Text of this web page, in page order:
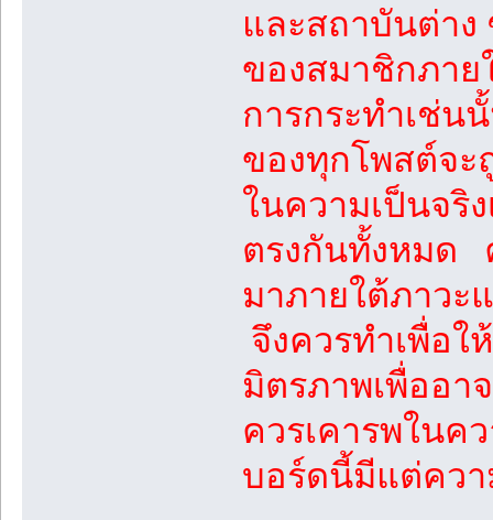
และสถาบันต่าง
ของสมาชิกภาย
การกระทำเช่น
ของทุกโพสต์จะ
ในความเป็นจริ
ตรงกันทั้งหมด
มาภายใต้ภาว
จึงควรทำเพื่อ
มิตรภาพเพื่ออา
ควรเคารพในค
บอร์ดนี้มีแต่คว